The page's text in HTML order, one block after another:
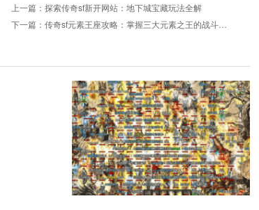
上一篇： 探索传奇sf新开网站：地下城宝藏玩法全解
下一篇： 传奇sf元素王座攻略：掌握三大元素之王的战斗精髓